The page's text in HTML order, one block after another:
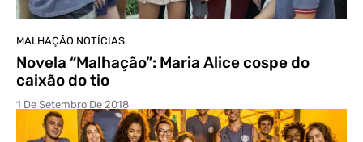
MALHAÇÃO NOTÍCIAS
Novela “Malhação”: Maria Alice cospe do
caixão do tio
1 De Setembro De 2018